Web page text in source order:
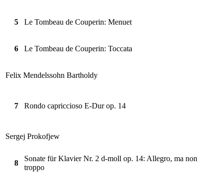
5 Le Tombeau de Couperin: Menuet
6 Le Tombeau de Couperin: Toccata
Felix Mendelssohn Bartholdy
7 Rondo capriccioso E-Dur op. 14
Sergej Prokofjew
8
Sonate für Klavier Nr. 2 d-moll op. 14: Allegro, ma non
troppo